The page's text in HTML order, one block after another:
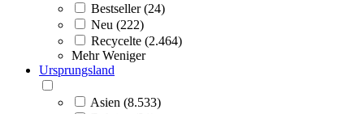
Bestseller (24)
Neu (222)
Recycelte (2.464)
Mehr Weniger
Ursprungsland
Asien (8.533)